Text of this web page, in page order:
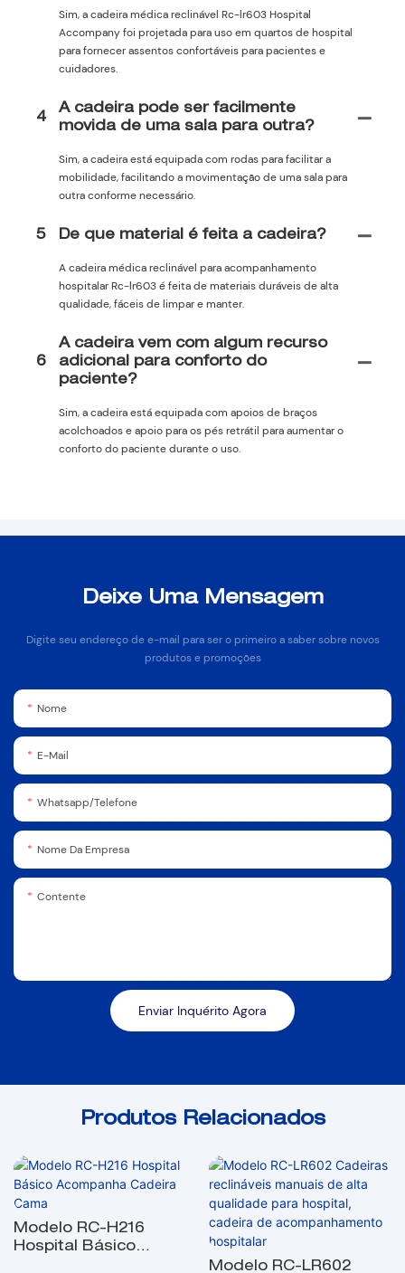
Sim, a cadeira médica reclinável Rc-lr603 Hospital
Accompany foi projetada para uso em quartos de hospital
para fornecer assentos confortáveis ​​para pacientes e
cuidadores.
4
A cadeira pode ser facilmente
movida de uma sala para outra?
Sim, a cadeira está equipada com rodas para facilitar a
mobilidade, facilitando a movimentação de uma sala para
outra conforme necessário.
5 De que material é feita a cadeira?
A cadeira médica reclinável para acompanhamento
hospitalar Rc-lr603 é feita de materiais duráveis ​​​​de alta
qualidade, fáceis de limpar e manter.
6
A cadeira vem com algum recurso
adicional para conforto do
paciente?
Sim, a cadeira está equipada com apoios de braços
acolchoados e apoio para os pés retrátil para aumentar o
conforto do paciente durante o uso.
Deixe Uma Mensagem
Digite seu endereço de e-mail para ser o primeiro a saber sobre novos
produtos e promoções
Nome
E-Mail
Whatsapp/Telefone
Nome Da Empresa
Contente
Enviar Inquérito Agora
Produtos Relacionados
Modelo RC-H216
Hospital Básico
Modelo RC-LR602